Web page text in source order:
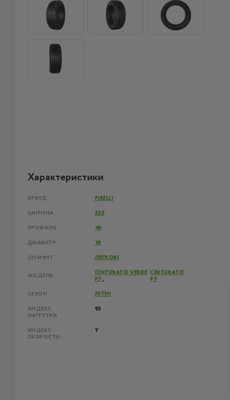
Характеристики
БРЕНД PIRELLI
ШИРИНА 225
ПРОФИЛЬ 40
ДИАМЕТР 18
СЕГМЕНТ ЛЕГКОВІ
МОДЕЛЬ
CINTURATO VERDE
P7,
CINTURATO
P7
СЕЗОН ЛІТНІ
ИНДЕКС
НАГРУЗКИ
92
ИНДЕКС
СКОРОСТИ
Y